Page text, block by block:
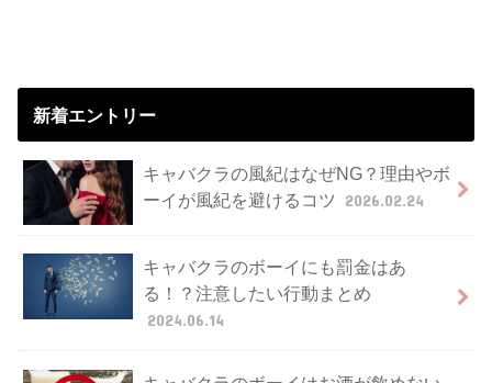
新着エントリー
キャバクラの風紀はなぜNG？理由やボ
ーイが風紀を避けるコツ
2026.02.24
キャバクラのボーイにも罰金はあ
る！？注意したい行動まとめ
2024.06.14